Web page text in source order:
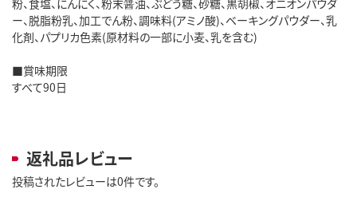
粉、食塩、にんにく、粉末醤油、ぶどう糖、砂糖、黒胡椒、オニオンパウダ
ー、脱脂粉乳、加工でん粉、調味料(アミノ酸)、ベーキングパウダー、乳
化剤、パプリカ色素(原材料の一部に小麦、乳を含む)
■賞味期限
すべて90日
返礼品レビュー
投稿されたレビューは0件です。